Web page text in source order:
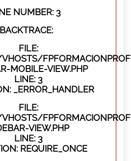
NUMBER: 3
BACKTRACE:
FILE:
MOBILE-VIEW.PHP
LINE: 3
_ERROR_HANDLER
FILE:
VIEW.PHP
LINE: 3
REQUIRE_ONCE